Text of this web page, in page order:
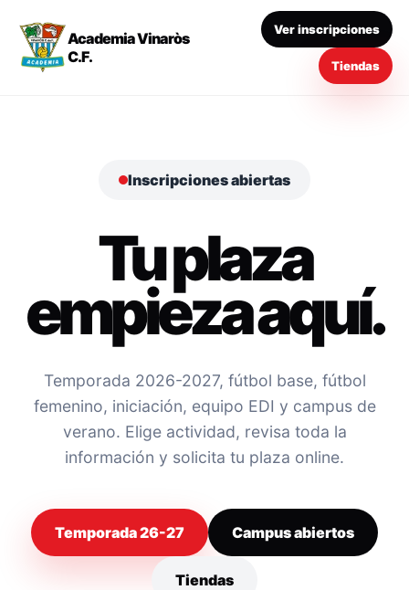
Academia Vinaròs
C.F.
Ver inscripciones
Tiendas
Inscripciones abiertas
Tu plaza
empieza aquí.
Temporada 2026-2027, fútbol base, fútbol
femenino, iniciación, equipo EDI y campus de
verano. Elige actividad, revisa toda la
información y solicita tu plaza online.
Temporada 26-27 Campus abiertos
Tiendas